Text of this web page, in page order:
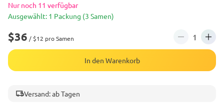
Nur noch 11 verfügbar
Ausgewählt: 1 Packung (3 Samen)
$36 / $12 pro Samen
In den Warenkorb
Versand: ab Tagen